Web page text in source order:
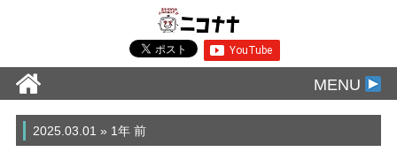
MENU
2025.03.01 » 1年 前